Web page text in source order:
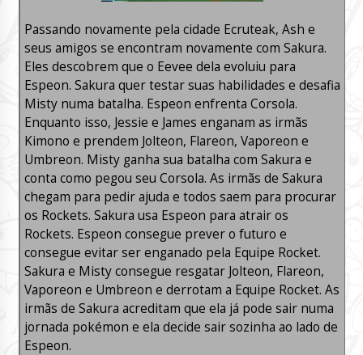
Passando novamente pela cidade Ecruteak, Ash e
seus amigos se encontram novamente com Sakura.
Eles descobrem que o Eevee dela evoluiu para
Espeon. Sakura quer testar suas habilidades e desafia
Misty numa batalha. Espeon enfrenta Corsola.
Enquanto isso, Jessie e James enganam as irmãs
Kimono e prendem Jolteon, Flareon, Vaporeon e
Umbreon. Misty ganha sua batalha com Sakura e
conta como pegou seu Corsola. As irmãs de Sakura
chegam para pedir ajuda e todos saem para procurar
os Rockets. Sakura usa Espeon para atrair os
Rockets. Espeon consegue prever o futuro e
consegue evitar ser enganado pela Equipe Rocket.
Sakura e Misty consegue resgatar Jolteon, Flareon,
Vaporeon e Umbreon e derrotam a Equipe Rocket. As
irmãs de Sakura acreditam que ela já pode sair numa
jornada pokémon e ela decide sair sozinha ao lado de
Espeon.